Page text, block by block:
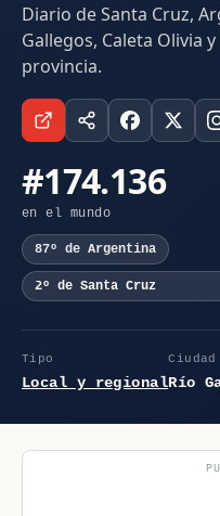
Diario de Santa Cruz,
Gallegos, Caleta Olivia
provincia.
#174.136
en el mundo
87º de Argentina
2º de Santa Cruz
Tipo
Local y regional
Ciudad
Río